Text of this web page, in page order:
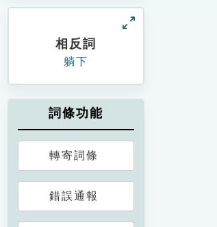
相反詞
躺下
詞條功能
轉寄詞條
錯誤通報